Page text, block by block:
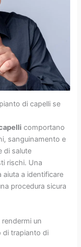
di capelli se
comportano
sanguinamento e
di salute
rischi. Una
a identificare
procedura sicura
un
di trapianto di